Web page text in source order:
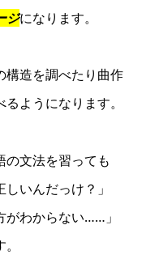
ジになります。
構造を調べたり曲作
ようになります。
の文法を習っても
いんだっけ？」
がわからない……」